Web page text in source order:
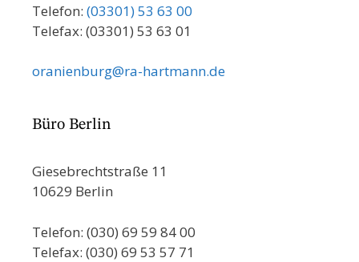
Telefon: (03301) 53 63 00
Telefax: (03301) 53 63 01
oranienburg@ra-hartmann.de
Büro Berlin
Giesebrechtstraße 11
10629 Berlin
Telefon: (030) 69 59 84 00
Telefax: (030) 69 53 57 71